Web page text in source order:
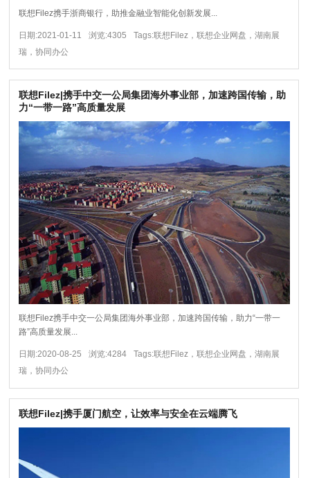
联想Filez携手浙商银行，助推金融业智能化创新发展...
日期:2021-01-11 浏览:4305
Tags:联想Filez，联想企业网盘，湖南展
瑞，协同办公
联想Filez|携手中交一公局集团海外事业部，加速跨国传输，助
力“一带一路”高质量发展
联想Filez携手中交一公局集团海外事业部，加速跨国传输，助力“一带一
路”高质量发展...
日期:2020-08-25 浏览:4284
Tags:联想Filez，联想企业网盘，湖南展
瑞，协同办公
联想Filez|携手厦门航空，让效率与安全在云端腾飞